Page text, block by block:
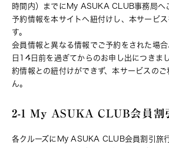
時間内）までにMy ASUKA CLUB事務局へ
予約情報を本サイトへ紐付けし、本サービ
す。
会員情報と異なる情報でご予約をされた場
日14日前を過ぎてからのお申し出につきま
約情報との紐付けができず、本サービスの
ん。
2-1 My ASUKA CLUB会員割
各クルーズにMy ASUKA CLUB会員割引旅